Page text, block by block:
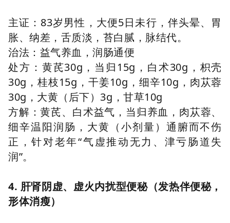
主证：83岁男性，大便5日未行，伴头晕、胃
胀、纳差，舌质淡，苔白腻，脉结代。
治法：益气养血，润肠通便
处方：黄芪30g，当归15g，白术30g，枳壳
30g，桂枝15g，干姜10g，细辛10g，肉苁蓉
30g，大黄（后下）3g，甘草10g
方解：黄芪、白术益气，当归养血，肉苁蓉、
细辛温阳润肠，大黄（小剂量）通腑而不伤
正，针对老年“气虚推动无力、津亏肠道失
润”。
4. 肝肾阴虚、虚火内扰型便秘（发热伴便秘，
形体消瘦）